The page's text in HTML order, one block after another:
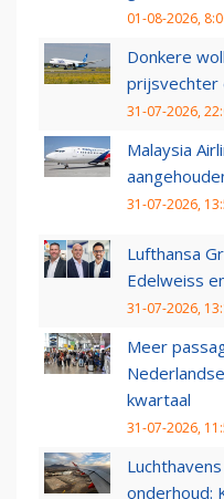
01-08-2026,
Donkere
31-07-2026,
Malaysia
31-07-2026,
Lufthansa
Edelweiss
31-07-2026,
Meer
kwartaal
31-07-2026,
onderhoud: